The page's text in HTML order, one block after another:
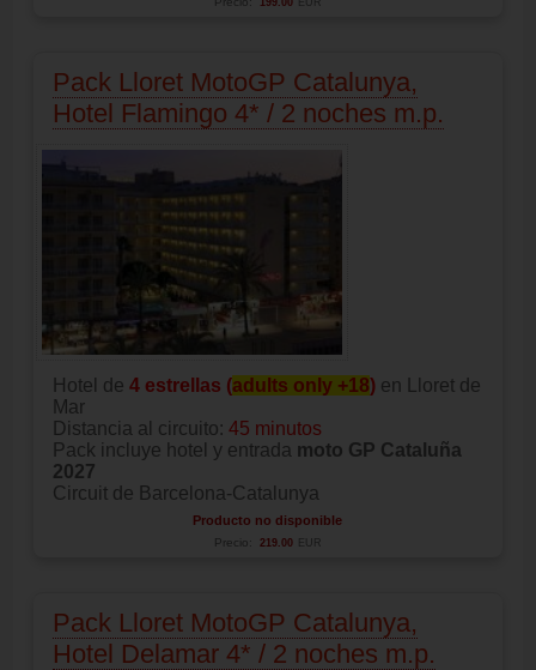
199.00 EUR
Pack Lloret MotoGP Catalunya,
Hotel Flamingo 4* / 2 noches m.p.
Hotel de 4 estrellas (adults only +18)en Lloret de
Mar
Distancia al circuito: 45 minutos
Pack incluye hotel y entrada moto GP Cataluña
2027
Circuit de Barcelona-Catalunya
Producto no disponible
Precio: 219.00 EUR
Pack Lloret MotoGP Catalunya,
Hotel Delamar 4* / 2 noches m.p.